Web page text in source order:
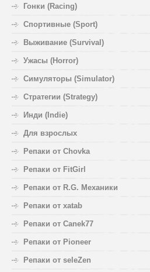
Гонки (Racing)
Спортивные (Sport)
Выживание (Survival)
Ужасы (Horror)
Симуляторы (Simulator)
Стратегии (Strategy)
Инди (Indie)
Для взрослых
Репаки от Chovka
Репаки от FitGirl
Репаки от R.G. Механики
Репаки от xatab
Репаки от Canek77
Репаки от Pioneer
Репаки от seleZen